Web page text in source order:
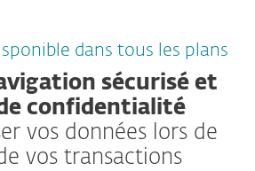
dans tous les plans
sécurisé et
confidentialité
vos données lors de
vos transactions